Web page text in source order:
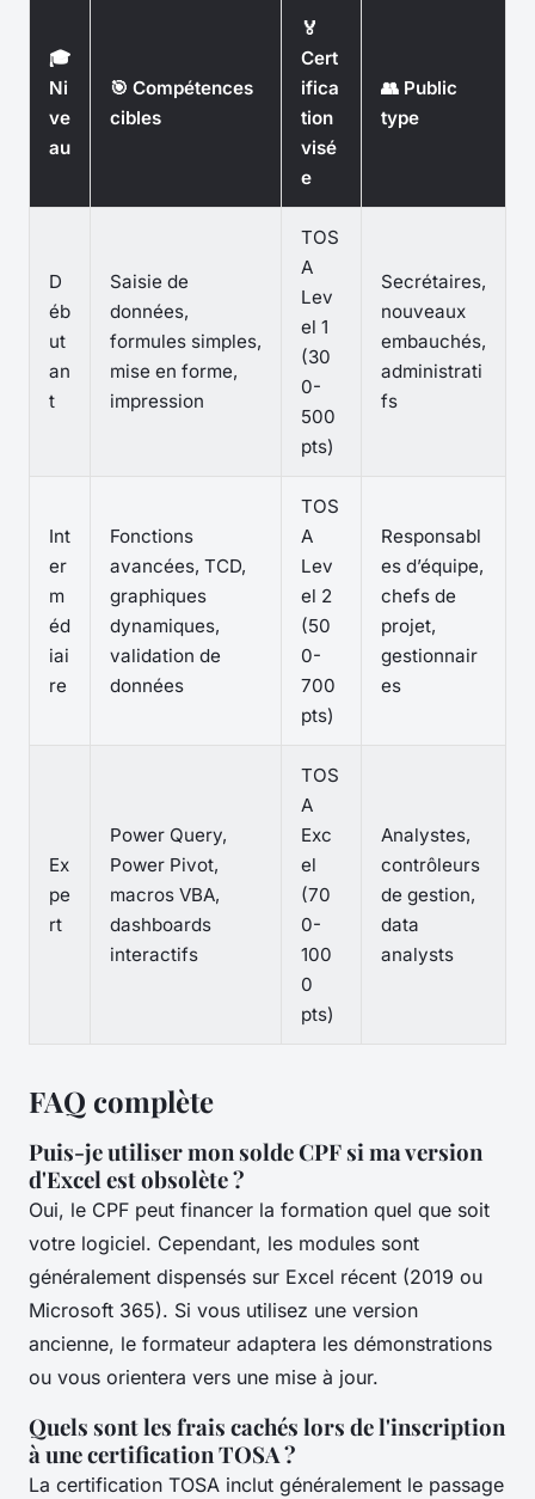
🎓
Ni
ve
au
🎯 Compétences
cibles
🏅
Cert
ifica
tion
visé
e
👥 Public
type
D
éb
ut
an
t
Saisie de
données,
formules simples,
mise en forme,
impression
TOS
A
Lev
el 1
(30
0-
500
pts)
Secrétaires,
nouveaux
embauchés,
administrati
fs
Int
er
m
éd
iai
re
Fonctions
avancées, TCD,
graphiques
dynamiques,
validation de
données
TOS
A
Lev
el 2
(50
0-
700
pts)
Responsabl
es d’équipe,
chefs de
projet,
gestionnair
es
Ex
pe
rt
Power Query,
Power Pivot,
macros VBA,
dashboards
interactifs
TOS
A
Exc
el
(70
0-
100
0
pts)
Analystes,
contrôleurs
de gestion,
data
analysts
FAQ complète
Puis-je utiliser mon solde CPF si ma version
d'Excel est obsolète ?
Oui, le CPF peut financer la formation quel que soit
votre logiciel. Cependant, les modules sont
généralement dispensés sur Excel récent (2019 ou
Microsoft 365). Si vous utilisez une version
ancienne, le formateur adaptera les démonstrations
ou vous orientera vers une mise à jour.
Quels sont les frais cachés lors de l'inscription
à une certification TOSA ?
La certification TOSA inclut généralement le passage